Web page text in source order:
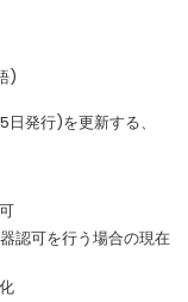
)
発行)を更新する、
認可を行う場合の現在